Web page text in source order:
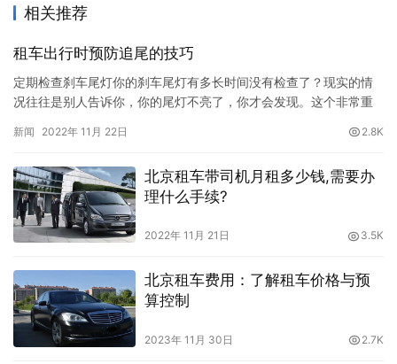
相关推荐
租车出行时预防追尾的技巧
定期检查刹车尾灯你的刹车尾灯有多长时间没有检查了？现实的情
况往往是别人告诉你，你的尾灯不亮了，你才会发现。这个非常重
的概率就大大提高了。通常一周就要检查一次，特别是有些杂牌灯
要检查，这是起码的要求。广州租考斯特,广州会展租车,广州会议租
车防止追…
新闻 2022年 11月 22日 2.8K
北京租车带司机月租多少钱,需要办
理什么手续?
2022年 11月 21日 3.5K
北京租车费用：了解租车价格与预
算控制
2023年 11月 30日 2.7K